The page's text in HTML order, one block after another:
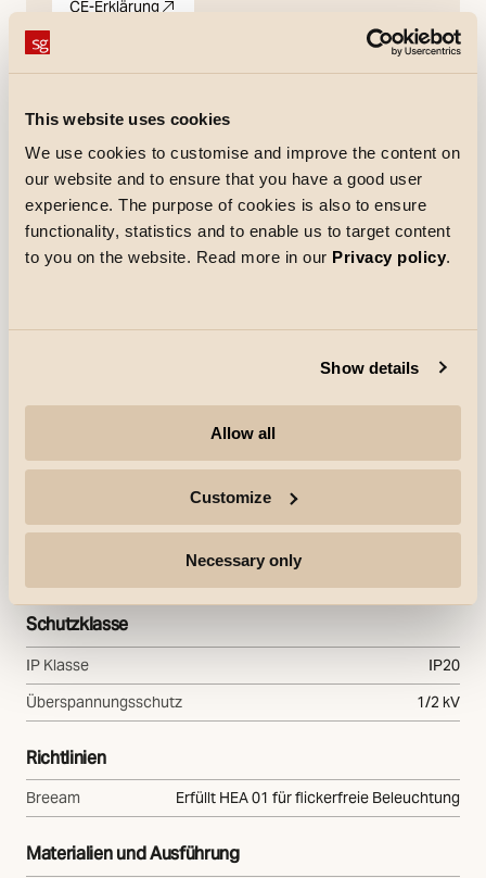
This website uses cookies
We use cookies to customise and improve the content on
our website and to ensure that you have a good user
experience. The purpose of cookies is also to ensure
functionality, statistics and to enable us to target content
to you on the website. Read more in our Privacy policy.
Show details
Allow all
Customize
Necessary only
CE-Erklärung
pdf
(Öffnet in neuer Registerkarte)
Elektrisch
150W
B10: 2, B16: 4, C10: 3,
C16: 6
Lebensdauer 50.000
Steuerung/Dimmen
Schutzklasse
IP Klasse
IP20
Überspannungsschutz
1/2 kV
Richtlinien
Breeam Erfüllt HEA 01 für flickerfreie Beleuchtung
Materialien und Ausführung